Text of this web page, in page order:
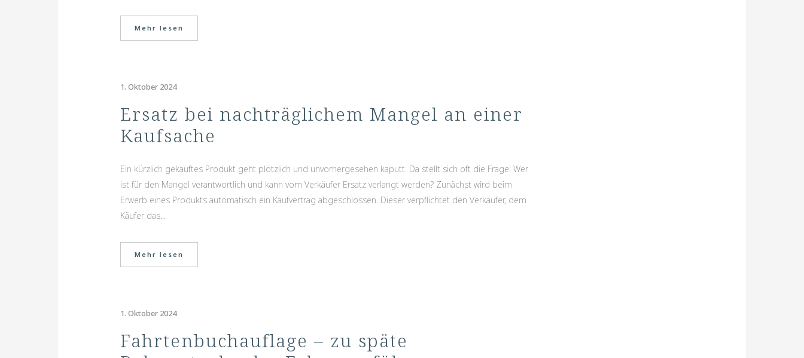
Mehr lesen
1. Oktober 2024
Ersatz bei nachträglichem Mangel an einer
Kaufsache
Ein kürzlich gekauftes Produkt geht plötzlich und unvorhergesehen kaputt. Da stellt sich oft die Frage: Wer
ist für den Mangel verantwortlich und kann vom Verkäufer Ersatz verlangt werden? Zunächst wird beim
Erwerb eines Produkts automatisch ein Kaufvertrag abgeschlossen. Dieser verpflichtet den Verkäufer, dem
Käufer das...
Mehr lesen
1. Oktober 2024
Fahrtenbuchauflage – zu späte